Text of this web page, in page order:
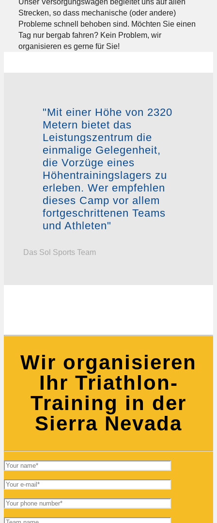
Unser Versorgungswagen begleitet uns auf allen
Strecken, so dass mechanische (oder andere)
Probleme schnell behoben sind. Möchten Sie einen
Tag nur bergab fahren? Kein Problem, wir
organisieren es gerne für Sie!
"Mit einer Höhe von 2320
Metern bietet das
Leistungszentrum die
einmalige Gelegenheit,
die Vorzüge eines
Höhentrainingslagers zu
erleben. Wer empfehlen
dieses Camp vor allem
fortgeschrittenen Teams
und Athleten"
Das Sol Sports Team
Wir organisieren
Ihr Triathlon-
Training in der
Sierra Nevada